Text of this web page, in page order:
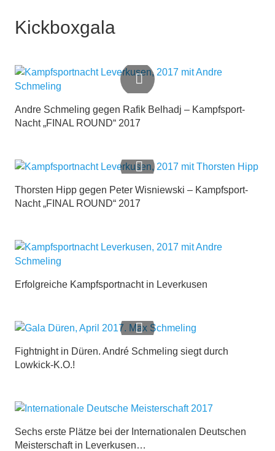
Kickboxgala
Andre Schmeling gegen Rafik Belhadj – Kampfsport-
Nacht „FINAL ROUND“ 2017
Thorsten Hipp gegen Peter Wisniewski – Kampfsport-
Nacht „FINAL ROUND“ 2017
Erfolgreiche Kampfsportnacht in Leverkusen
Fightnight in Düren. André Schmeling siegt durch
Lowkick-K.O.!
Sechs erste Plätze bei der Internationalen Deutschen
Meisterschaft in Leverkusen…